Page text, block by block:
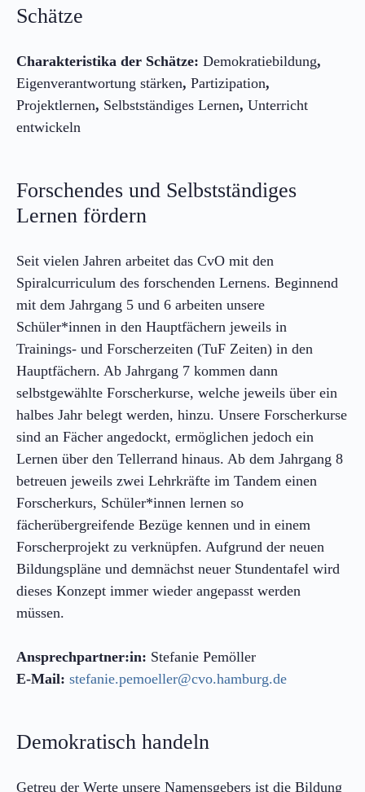
Schätze
Charakteristika der Schätze: Demokratiebildung,
Eigenverantwortung stärken, Partizipation,
Projektlernen, Selbstständiges Lernen, Unterricht
entwickeln
Forschendes und Selbstständiges
Lernen fördern
Seit vielen Jahren arbeitet das CvO mit den
Spiralcurriculum des forschenden Lernens. Beginnend
mit dem Jahrgang 5 und 6 arbeiten unsere
Schüler*innen in den Hauptfächern jeweils in
Trainings- und Forscherzeiten (TuF Zeiten) in den
Hauptfächern. Ab Jahrgang 7 kommen dann
selbstgewählte Forscherkurse, welche jeweils über ein
halbes Jahr belegt werden, hinzu. Unsere Forscherkurse
sind an Fächer angedockt, ermöglichen jedoch ein
Lernen über den Tellerrand hinaus. Ab dem Jahrgang 8
betreuen jeweils zwei Lehrkräfte im Tandem einen
Forscherkurs, Schüler*innen lernen so
fächerübergreifende Bezüge kennen und in einem
Forscherprojekt zu verknüpfen. Aufgrund der neuen
Bildungspläne und demnächst neuer Stundentafel wird
dieses Konzept immer wieder angepasst werden
müssen.
Ansprechpartner:in: Stefanie Pemöller
E-Mail: stefanie.pemoeller@cvo.hamburg.de
Demokratisch handeln
Getreu der Werte unsere Namensgebers ist die Bildung